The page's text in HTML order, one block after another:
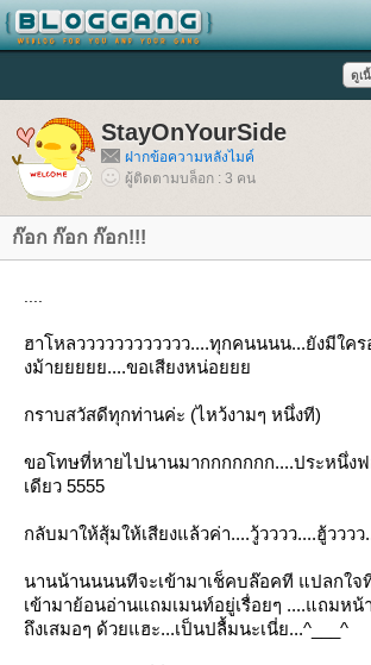
StayOnYourSide
ฝากข้อความหลังไมค์
ผู้ติดตามบล็อก : 3 คน
ก๊อก ก๊อก ก๊อก!!!
ฮาโหลวววววววววววว....ทุกคนนนน...ยังมีใคร
งม้ายยยยย....ขอเสียงหน่อ
กราบสวัสดีทุกท่านค่ะ (ไหว้งามๆ หนึ่งที)
ขอโทษที่หายไปนานมากกกกกกก....ประหนึ่งฟ
เดียว 5555
กลับมาให้สุ้มให้เสียงแล้วค่า....วู้วววว....ฮู้วววว
นานน้านนนนทีจะเข้ามาเช็คบล๊อคที แปลกใจ
เข้ามาย้อนอ่านแถมเมนท์อยู่เรื่อยๆ ....แถมหน้
ถึงเสมอๆ ด้วยแฮะ...เป็นปลื้มนะเนี่ย...^___^